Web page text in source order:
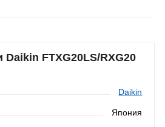
Daikin FTXG20LS/RXG20
Daikin
Япония